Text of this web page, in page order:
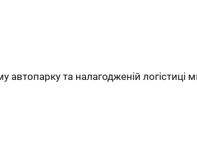
автопарку та налагодженій логістиці